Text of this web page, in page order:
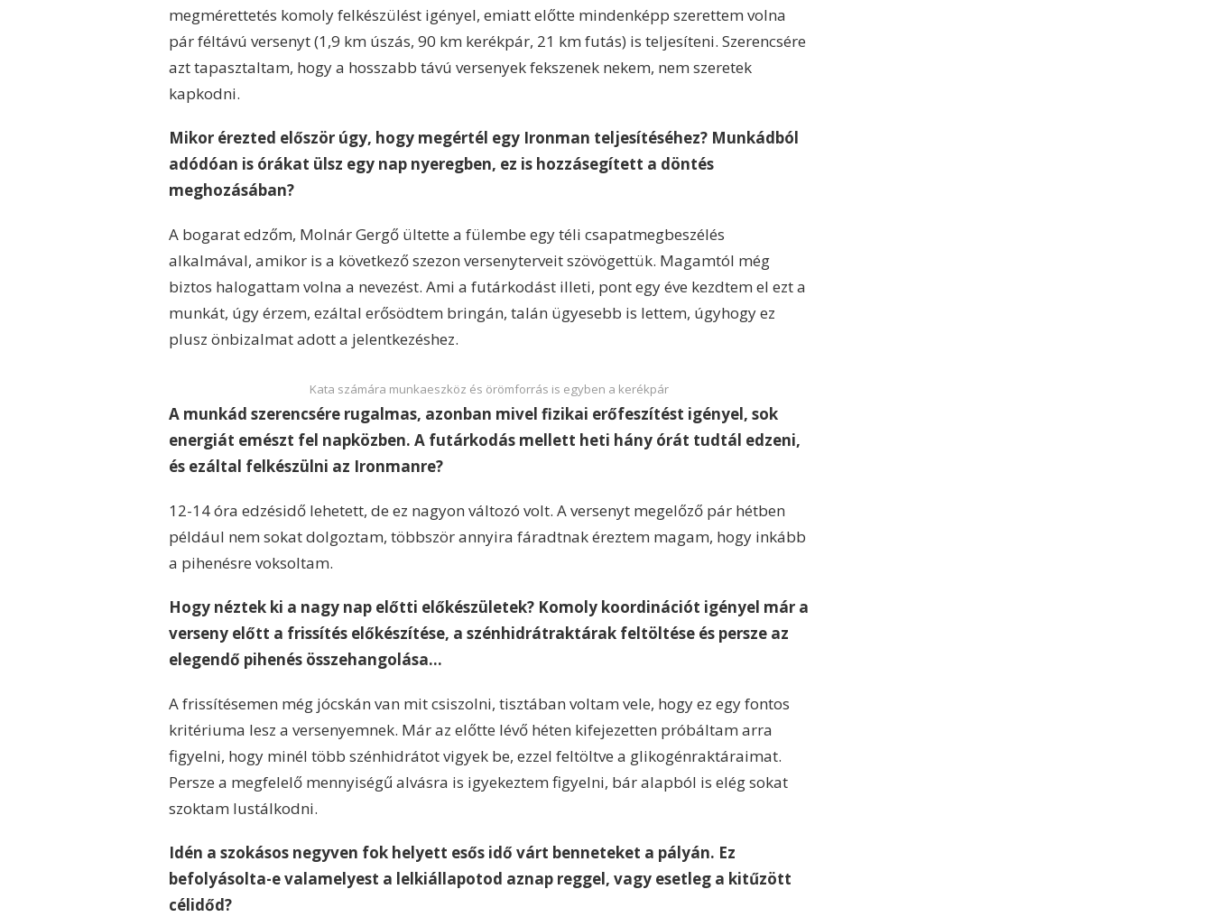
megmérettetés komoly felkészülést igényel, emiatt előtte mindenképp szerettem volna
pár féltávú versenyt (1,9 km úszás, 90 km kerékpár, 21 km futás) is teljesíteni. Szerencsére
azt tapasztaltam, hogy a hosszabb távú versenyek fekszenek nekem, nem szeretek
kapkodni.
Mikor érezted először úgy, hogy megértél egy Ironman teljesítéséhez? Munkádból
adódóan is órákat ülsz egy nap nyeregben, ez is hozzásegített a döntés
meghozásában?
A bogarat edzőm, Molnár Gergő ültette a fülembe egy téli csapatmegbeszélés
alkalmával, amikor is a következő szezon versenyterveit szövögettük. Magamtól még
biztos halogattam volna a nevezést. Ami a futárkodást illeti, pont egy éve kezdtem el ezt a
munkát, úgy érzem, ezáltal erősödtem bringán, talán ügyesebb is lettem, úgyhogy ez
plusz önbizalmat adott a jelentkezéshez.
Kata számára munkaeszköz és örömforrás is egyben a kerékpár
A munkád szerencsére rugalmas, azonban mivel fizikai erőfeszítést igényel, sok
energiát emészt fel napközben. A futárkodás mellett heti hány órát tudtál edzeni,
és ezáltal felkészülni az Ironmanre?
12-14 óra edzésidő lehetett, de ez nagyon változó volt. A versenyt megelőző pár hétben
például nem sokat dolgoztam, többször annyira fáradtnak éreztem magam, hogy inkább
a pihenésre voksoltam.
Hogy néztek ki a nagy nap előtti előkészületek? Komoly koordinációt igényel már a
verseny előtt a frissítés előkészítése, a szénhidrátraktárak feltöltése és persze az
elegendő pihenés összehangolása…
A frissítésemen még jócskán van mit csiszolni, tisztában voltam vele, hogy ez egy fontos
kritériuma lesz a versenyemnek. Már az előtte lévő héten kifejezetten próbáltam arra
figyelni, hogy minél több szénhidrátot vigyek be, ezzel feltöltve a glikogénraktáraimat.
Persze a megfelelő mennyiségű alvásra is igyekeztem figyelni, bár alapból is elég sokat
szoktam lustálkodni.
Idén a szokásos negyven fok helyett esős idő várt benneteket a pályán. Ez
befolyásolta-e valamelyest a lelkiállapotod aznap reggel, vagy esetleg a kitűzött
célidőd?